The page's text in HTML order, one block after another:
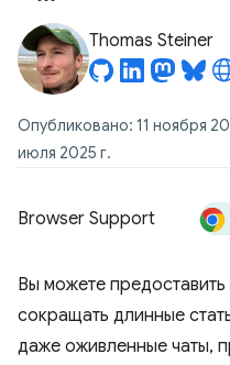
Thomas Steiner
Опубликовано: 11 ноября
июля 2025 г.
Browser Support
Вы можете
сокращать длинные
даже оживленные чаты,